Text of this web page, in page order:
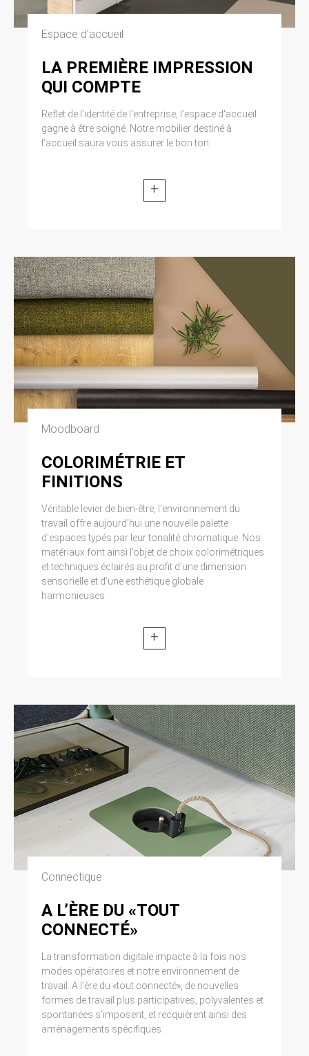
Espace d’accueil
LA PREMIÈRE IMPRESSION
QUI COMPTE
Reflet de l'identité de l'entreprise, l'espace d'accueil
gagne à être soigné. Notre mobilier destiné à
l’accueil saura vous assurer le bon ton.
+
Moodboard
COLORIMÉTRIE ET
FINITIONS
Véritable levier de bien-être, l’environnement du
travail offre aujourd’hui une nouvelle palette
d’espaces typés par leur tonalité chromatique. Nos
matériaux font ainsi l’objet de choix colorimétriques
et techniques éclairés au profit d’une dimension
sensorielle et d’une esthétique globale
harmonieuses.
+
Connectique
A L’ÈRE DU «TOUT
CONNECTÉ»
La transformation digitale impacte à la fois nos
modes opératoires et notre environnement de
travail. A l’ère du «tout connecté», de nouvelles
formes de travail plus participatives, polyvalentes et
spontanées s’imposent, et recquièrent ainsi des
aménagements spécifiques.